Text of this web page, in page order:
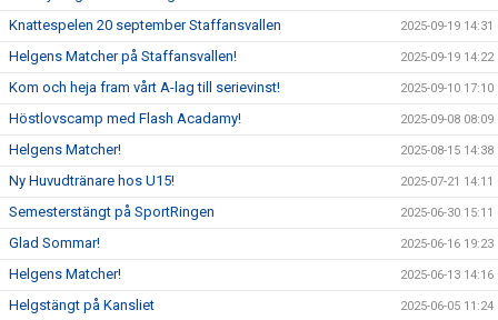
Knattespelen 20 september Staffansvallen 2025-09-19 14:31
Helgens Matcher på Staffansvallen! 2025-09-19 14:22
Kom och heja fram vårt A-lag till serievinst! 2025-09-10 17:10
Höstlovscamp med Flash Acadamy! 2025-09-08 08:09
Helgens Matcher! 2025-08-15 14:38
Ny Huvudtränare hos U15! 2025-07-21 14:11
Semesterstängt på SportRingen 2025-06-30 15:11
Glad Sommar! 2025-06-16 19:23
Helgens Matcher! 2025-06-13 14:16
Helgstängt på Kansliet 2025-06-05 11:24